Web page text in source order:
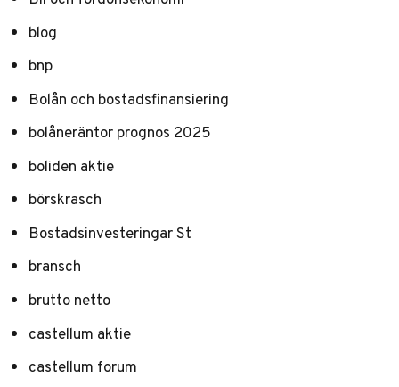
blog
bnp
Bolån och bostadsfinansiering
bolåneräntor prognos 2025
boliden aktie
börskrasch
Bostadsinvesteringar St
bransch
brutto netto
castellum aktie
castellum forum